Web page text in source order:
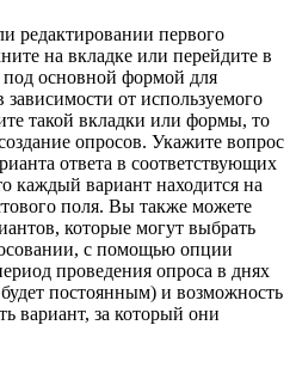
редактировании первого
на вкладке или перейдите в
под основной формой для
от используемого
такой вкладки или формы, то
опросов. Укажите вопрос
ответа в соответствующих
каждый вариант находится на
поля. Вы также можете
которые могут выбрать
с помощью опции
проведения опроса в днях
будет постоянным) и возможность
вариант, за который они